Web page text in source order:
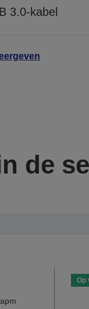
3.0-kabel
de
Op